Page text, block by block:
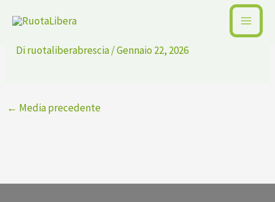
shopping (2)
Diruotaliberabrescia/Gennaio 22, 2026
← Media precedente